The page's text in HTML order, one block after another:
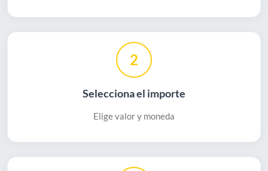
2
Selecciona el importe
Elige valor y moneda